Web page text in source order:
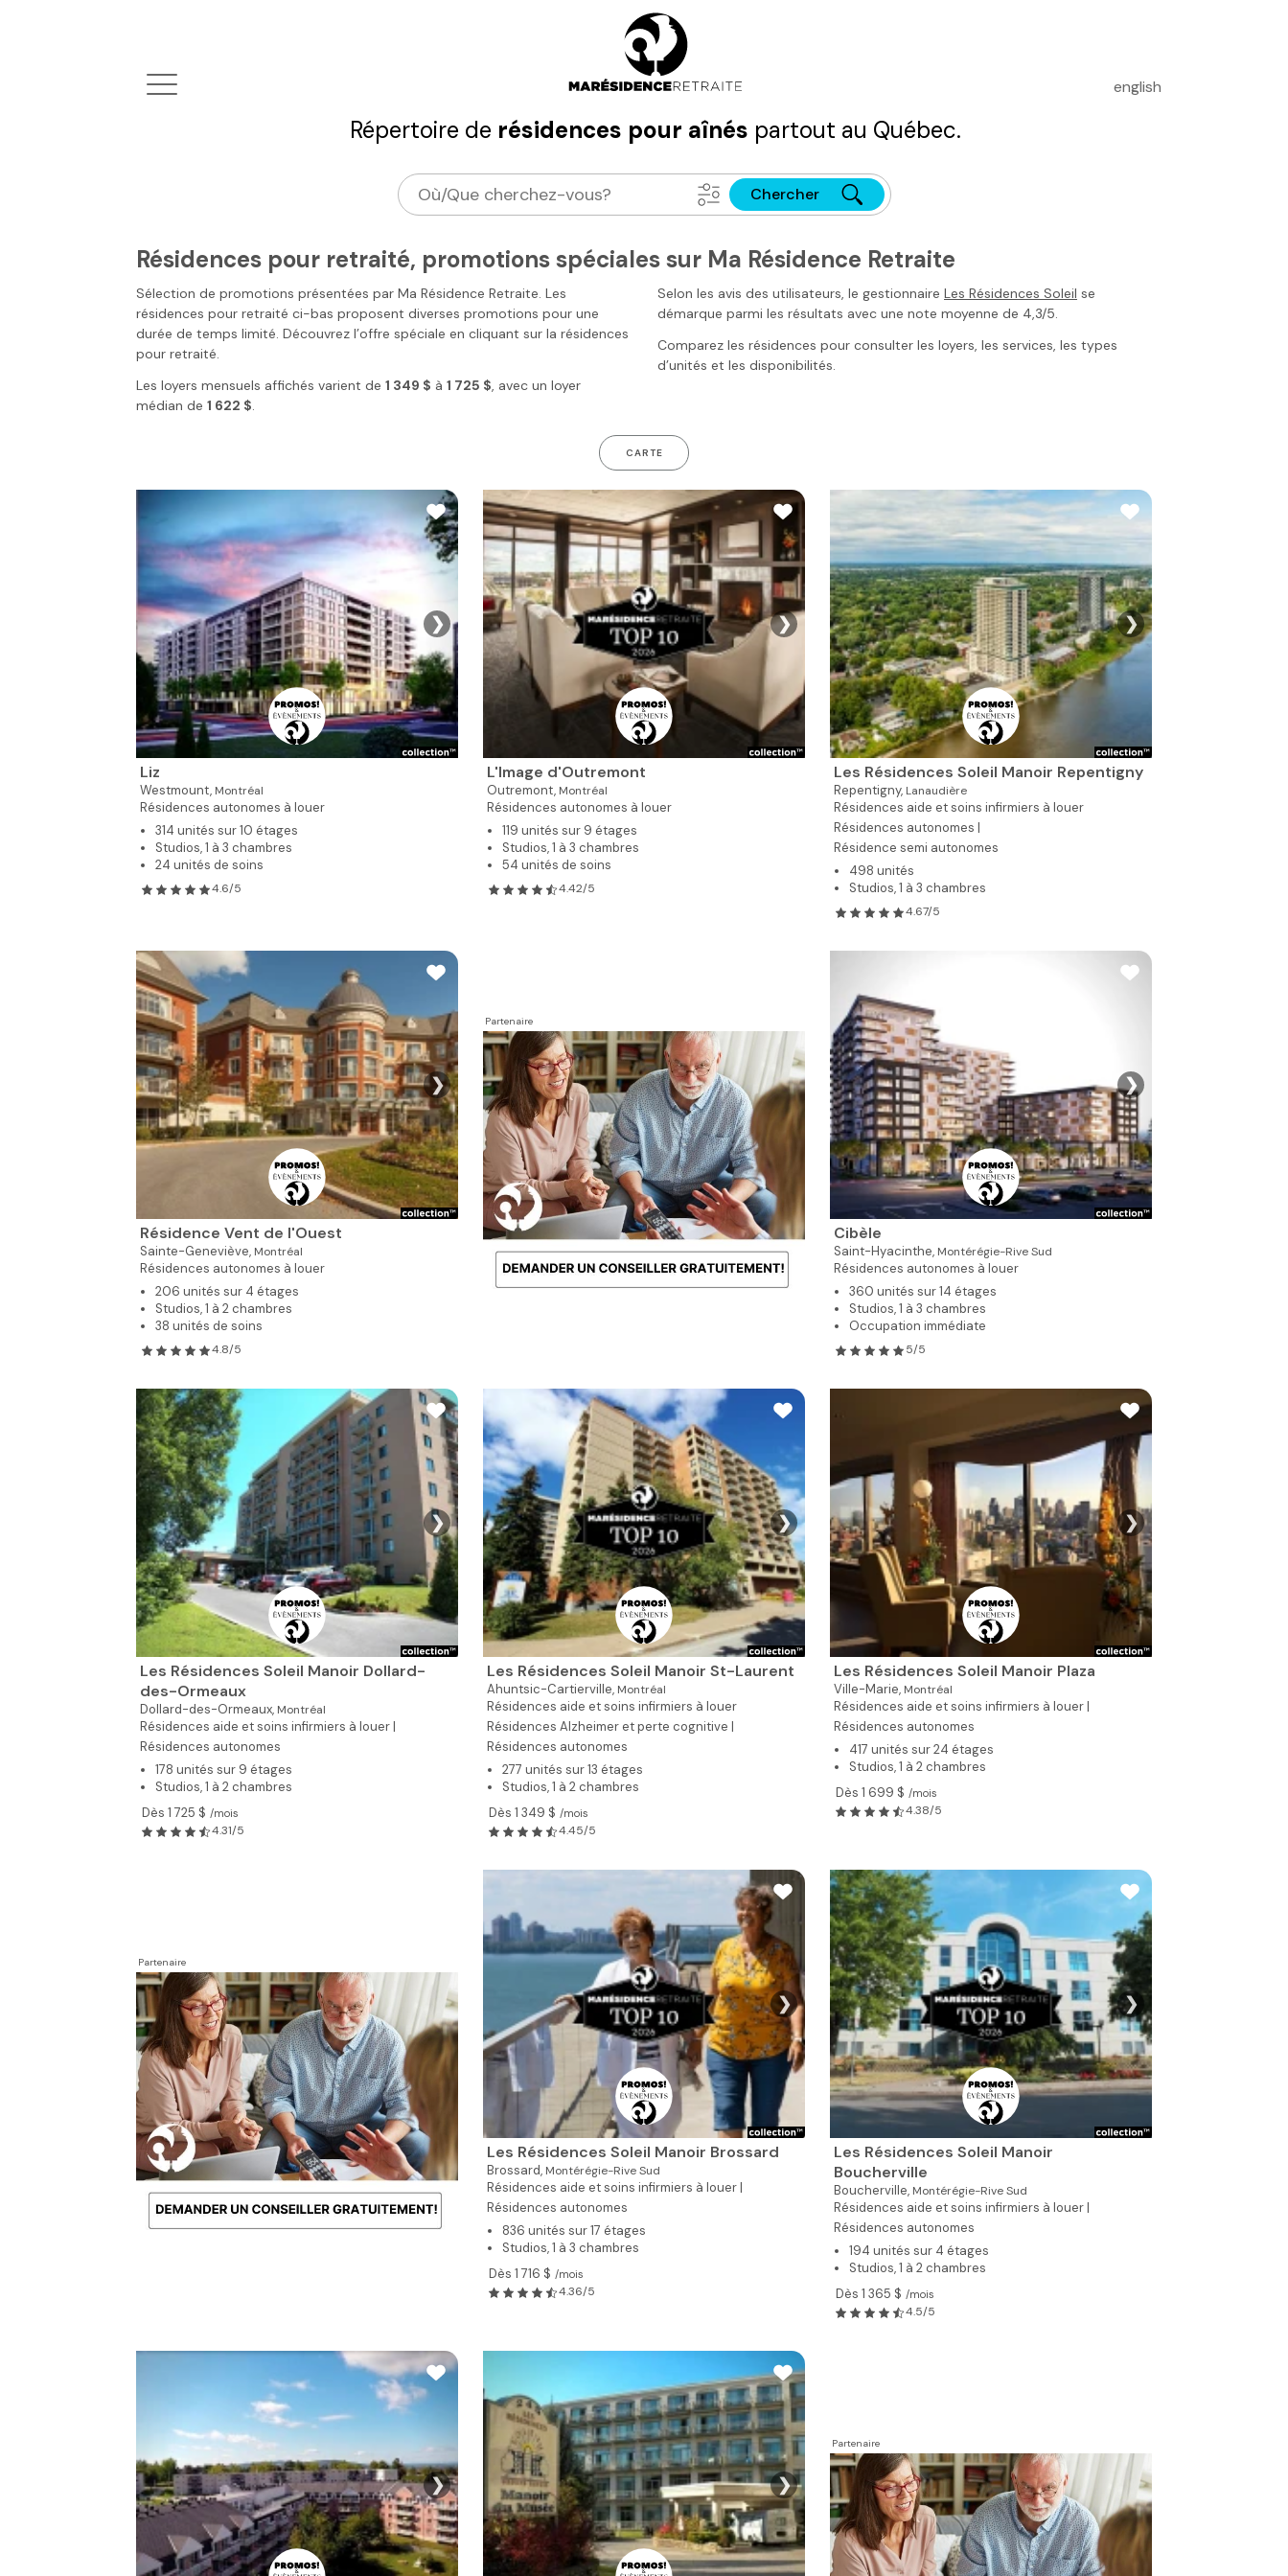
Répertoire de résidences pour aînés partout au Québec.
english
Chercher
Résidences pour retraité, promotions spéciales sur Ma Résidence Retraite
Sélection de promotions présentées par Ma Résidence Retraite. Les
résidences pour retraité ci-bas proposent diverses promotions pour une
durée de temps limité. Découvrez l’offre spéciale en cliquant sur la résidences
pour retraité.
Les loyers mensuels affichés varient de 1 349 $ à 1 725 $, avec un loyer
médian de 1 622 $.
Selon les avis des utilisateurs, le gestionnaire Les Résidences Soleil se
démarque parmi les résultats avec une note moyenne de 4,3/5.
Comparez les résidences pour consulter les loyers, les services, les types
d’unités et les disponibilités.
CARTE
❯
Liz
Westmount, Montréal
Résidences autonomes à louer
314 unités sur 10 étages
Studios, 1 à 3 chambres
24 unités de soins
4.6/5
❯
L'Image d'Outremont
Outremont, Montréal
Résidences autonomes à louer
119 unités sur 9 étages
Studios, 1 à 3 chambres
54 unités de soins
4.42/5
❯
Les Résidences Soleil Manoir Repentigny
Repentigny, Lanaudière
Résidences aide et soins infirmiers à louer
Résidences autonomes |
Résidence semi autonomes
498 unités
Studios, 1 à 3 chambres
4.67/5
❯
Résidence Vent de l'Ouest
Sainte-Geneviève, Montréal
Résidences autonomes à louer
206 unités sur 4 étages
Studios, 1 à 2 chambres
38 unités de soins
4.8/5
Partenaire
❯
Cibèle
Saint-Hyacinthe, Montérégie-Rive Sud
Résidences autonomes à louer
360 unités sur 14 étages
Studios, 1 à 3 chambres
Occupation immédiate
5/5
❯
Les Résidences Soleil Manoir Dollard-
des-Ormeaux
Dollard-des-Ormeaux, Montréal
Résidences aide et soins infirmiers à louer |
Résidences autonomes
178 unités sur 9 étages
Studios, 1 à 2 chambres
Dès 1 725 $ /mois
4.31/5
❯
Les Résidences Soleil Manoir St-Laurent
Ahuntsic-Cartierville, Montréal
Résidences aide et soins infirmiers à louer
Résidences Alzheimer et perte cognitive |
Résidences autonomes
277 unités sur 13 étages
Studios, 1 à 2 chambres
Dès 1 349 $ /mois
4.45/5
❯
Les Résidences Soleil Manoir Plaza
Ville-Marie, Montréal
Résidences aide et soins infirmiers à louer |
Résidences autonomes
417 unités sur 24 étages
Studios, 1 à 2 chambres
Dès 1 699 $ /mois
4.38/5
Partenaire
❯
Les Résidences Soleil Manoir Brossard
Brossard, Montérégie-Rive Sud
Résidences aide et soins infirmiers à louer |
Résidences autonomes
836 unités sur 17 étages
Studios, 1 à 3 chambres
Dès 1 716 $ /mois
4.36/5
❯
Les Résidences Soleil Manoir
Boucherville
Boucherville, Montérégie-Rive Sud
Résidences aide et soins infirmiers à louer |
Résidences autonomes
194 unités sur 4 étages
Studios, 1 à 2 chambres
Dès 1 365 $ /mois
4.5/5
❯ ❯
Partenaire